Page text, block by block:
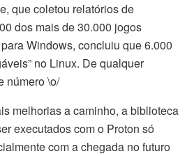
que coletou relatórios de
dos mais de 30.000 jogos
Windows, concluiu que 6.000
no Linux. De qualquer
número \o/
melhorias a caminho, a biblioteca
executados com o Proton só
com a chegada no futuro